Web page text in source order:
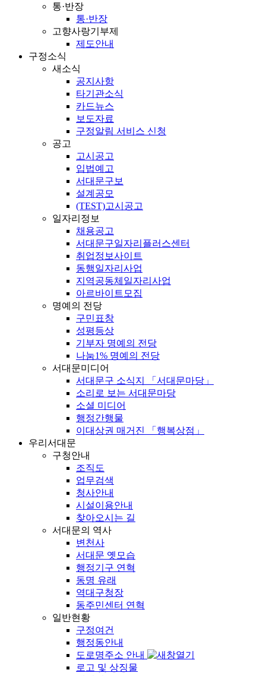
통·반장
통·반장
고향사랑기부제
제도안내
구정소식
새소식
공지사항
타기관소식
카드뉴스
보도자료
구정알림 서비스 신청
공고
고시공고
입법예고
서대문구보
설계공모
(TEST)고시공고
일자리정보
채용공고
서대문구일자리플러스센터
취업정보사이트
동행일자리사업
지역공동체일자리사업
아르바이트모집
명예의 전당
구민표창
성평등상
기부자 명예의 전당
나눔1% 명예의 전당
서대문미디어
서대문구 소식지 「서대문마당」
소리로 보는 서대문마당
소셜 미디어
행정간행물
이대상권 매거진 「행복상점」
우리서대문
구청안내
조직도
업무검색
청사안내
시설이용안내
찾아오시는 길
서대문의 역사
변천사
서대문 옛모습
행정기구 연혁
동명 유래
역대구청장
동주민센터 연혁
일반현황
구정여건
행정동안내
도로명주소 안내
로고 및 상징물